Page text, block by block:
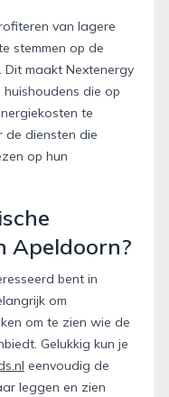
van lagere
stemmen op de
maakt Nextenergy
die op
te
de diensten die
op hun
Apeldoorn?
bent in
om
om te zien wie de
Gelukkig kun je
eenvoudig de
leggen en zien